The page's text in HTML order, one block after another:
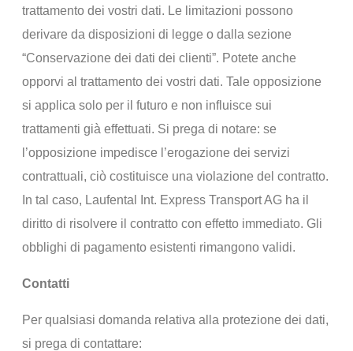
trattamento dei vostri dati. Le limitazioni possono
derivare da disposizioni di legge o dalla sezione
“Conservazione dei dati dei clienti”. Potete anche
opporvi al trattamento dei vostri dati. Tale opposizione
si applica solo per il futuro e non influisce sui
trattamenti già effettuati. Si prega di notare: se
l’opposizione impedisce l’erogazione dei servizi
contrattuali, ciò costituisce una violazione del contratto.
In tal caso, Laufental Int. Express Transport AG ha il
diritto di risolvere il contratto con effetto immediato. Gli
obblighi di pagamento esistenti rimangono validi.
Contatti
Per qualsiasi domanda relativa alla protezione dei dati,
si prega di contattare: